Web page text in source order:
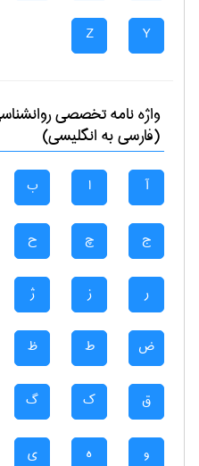
Y
Z
واژه نامه تخصصی
(فارسی به انگلیسی)
آ ا ب
ج چ ح
ر ز ژ
ض ط ظ
ق ک گ
و ه ی